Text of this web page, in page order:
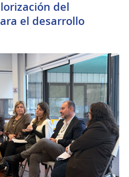
del
el desarrollo